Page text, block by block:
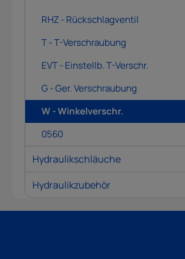
RHZ - Rückschlagventil
T - T-Verschraubung
EVT - Einstellb. T-Verschr.
G - Ger. Verschraubung
W - Winkelverschr.
0560
Hydraulikschläuche
Hydraulikzubehör